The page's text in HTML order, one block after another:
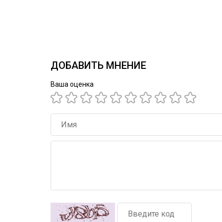
ДОБАВИТЬ МНЕНИЕ
Ваша оценка